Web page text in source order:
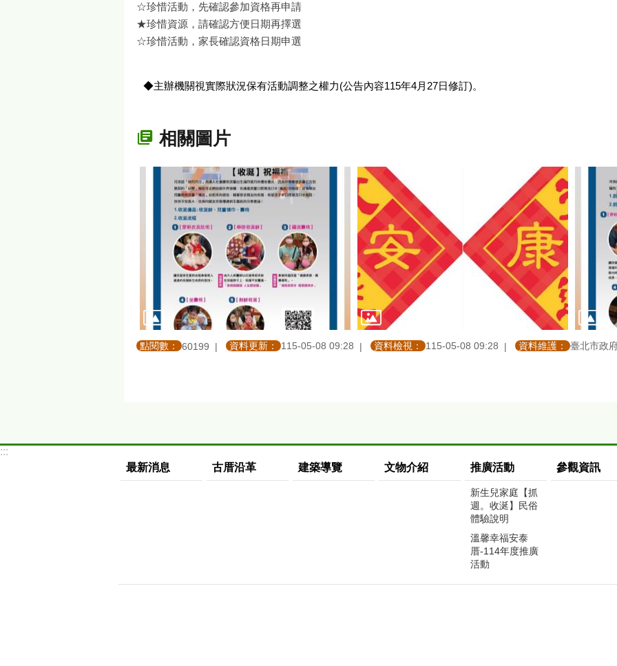
☆珍惜活動，先確認參加資格再申請
★珍惜資源，請確認方便日期再擇選
☆珍惜活動，家長確認資格日期申選
◆主辦機關視實際狀況保有活動調整之權力(公告內容115年4月27日修訂)。
相關圖片
點閱數： 60199 資料更新： 115-05-08 09:28 資料檢視： 115-05-08 09:28 資料維護： 臺北市政
:::
最新消息
古厝沿革 建築導覽 文物介紹 推廣活動
新生兒家庭【抓
週。收涎】民俗
體驗說明
溫馨幸福安泰
厝-114年度推廣
活動
參觀資訊